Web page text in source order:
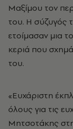
Μαξίμου τον
του. Η σύζυγός
ετοίμασαν μια
κεριά που
του.
«Ευχάριστη
όλους για τις
Μητσοτάκης